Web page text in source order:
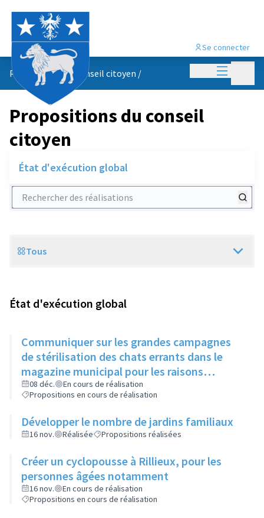
Menu
Se connecter
Propositions du conseil citoyen /
Propositions du conseil
citoyen
État d'exécution global
Rechercher des réalisations
Scope
Tous
État d'exécution global
Communiquer sur les grandes campagnes
de stérilisation des chats errants dans le
magazine municipal pour les raisons
suivantes:
08 déc.
En cours de réalisation
Propositions en cours de réalisation
Développer le nombre de jardins familiaux
16 nov. Réalisée Propositions réalisées
Créer un cyclopousse à Rillieux, pour les
personnes âgées notamment
16 nov.
En cours de réalisation
Propositions en cours de réalisation